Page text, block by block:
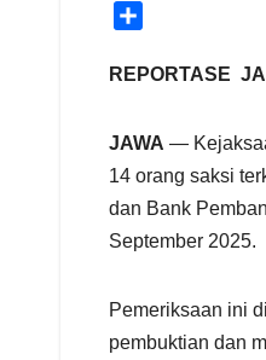
a
e
REPORTASE
JAWA —
14 orang saksi
dan Bank
September 2025.
Pemeriksaan ini
pembuktian dan